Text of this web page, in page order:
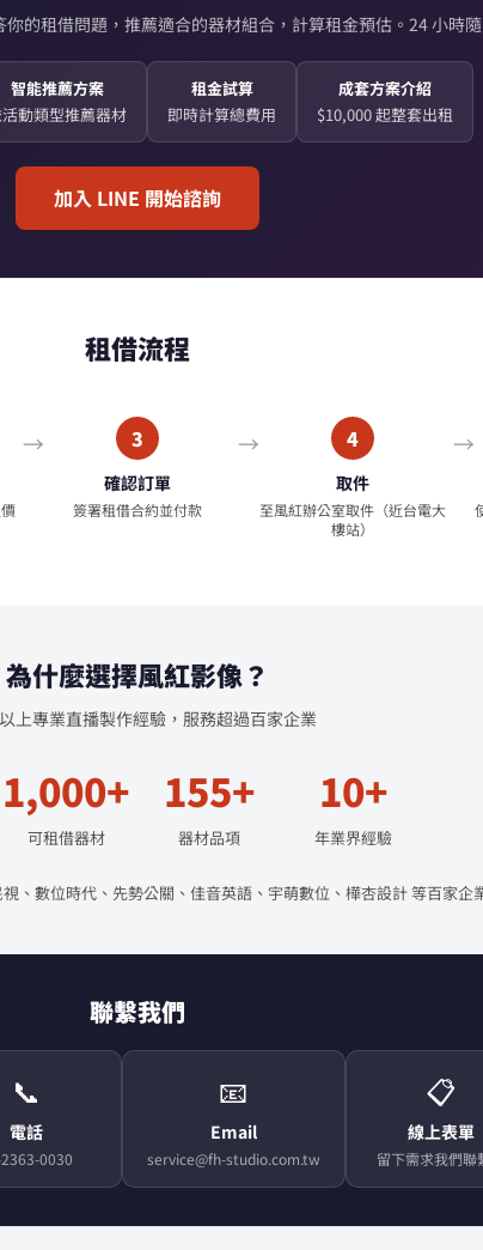
的租借問題，推薦適合的器材組合，計算租金預估。24 小時隨
智能推薦方案
動類型推薦器材
租金試算
即時計算總費用
成套方案介紹
$10,000 起整套出租
加入 LINE 開始諮詢
租借流程
3
確認訂單
簽署租借合約並付款
4
取件
至風紅辦公室取件（近台電大
樓站）
為什麼選擇風紅影像？
上專業直播製作經驗，服務超過百家企業
1,000+
可租借器材
155+
器材品項
10+
年業界經驗
、數位時代、先勢公關、佳音英語、宇萌數位、樺杏設計 等百家企
聯繫我們
📞
電話
0030
📧
Email
service@fh-studio.com.tw
📋
線上表單
留下需求我們聯